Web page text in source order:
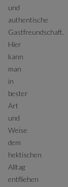
und
authentische
Gastfreundschaft.
Hier
kann
man
in
bester
Art
und
Weise
dem
hektischen
Alltag
entfliehen